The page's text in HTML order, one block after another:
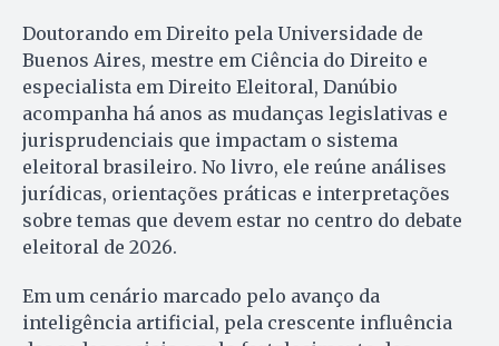
Doutorando em Direito pela Universidade de
Buenos Aires, mestre em Ciência do Direito e
especialista em Direito Eleitoral, Danúbio
acompanha há anos as mudanças legislativas e
jurisprudenciais que impactam o sistema
eleitoral brasileiro. No livro, ele reúne análises
jurídicas, orientações práticas e interpretações
sobre temas que devem estar no centro do debate
eleitoral de 2026.
Em um cenário marcado pelo avanço da
inteligência artificial, pela crescente influência